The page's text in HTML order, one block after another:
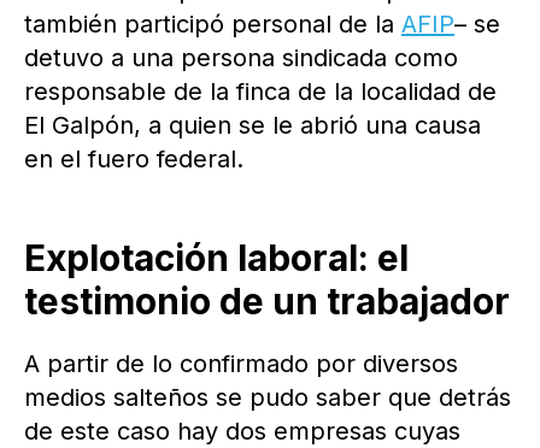
también participó personal de la AFIP– se
detuvo a una persona sindicada como
responsable de la finca de la localidad de
El Galpón, a quien se le abrió una causa
en el fuero federal.
Explotación laboral: el
testimonio de un trabajador
A partir de lo confirmado por diversos
medios salteños se pudo saber que detrás
de este caso hay dos empresas cuyas